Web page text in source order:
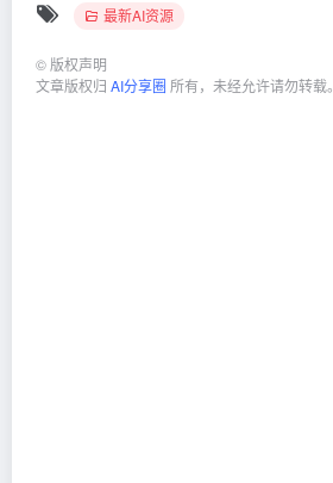
最新AI资源
© 版权声明
文章版权归 AI分享圈 所有，未经允许请勿转载。